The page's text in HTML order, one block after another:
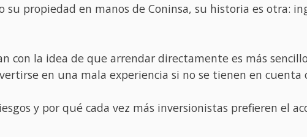
propiedad en manos de Coninsa, su historia es otra:
con la idea de que arrendar directamente es más
en una mala experiencia si no se tienen en cuenta
y por qué cada vez más inversionistas prefieren el